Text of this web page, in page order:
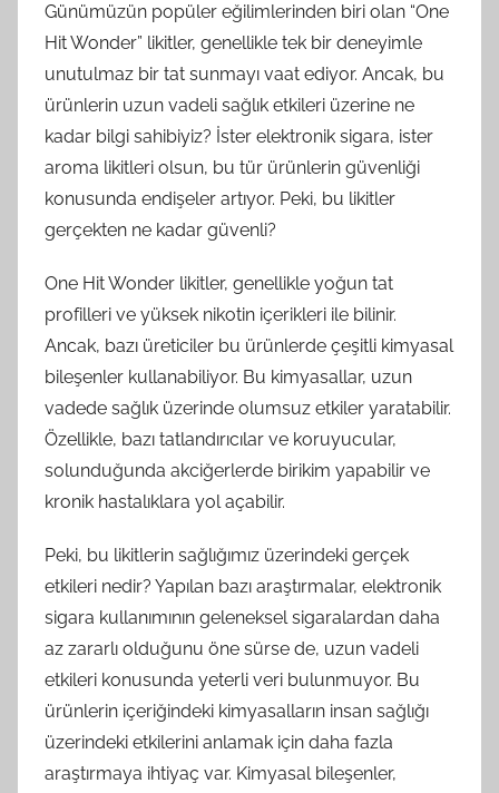
Günümüzün popüler eğilimlerinden biri olan “One
Hit Wonder” likitler, genellikle tek bir deneyimle
unutulmaz bir tat sunmayı vaat ediyor. Ancak, bu
ürünlerin uzun vadeli sağlık etkileri üzerine ne
kadar bilgi sahibiyiz? İster elektronik sigara, ister
aroma likitleri olsun, bu tür ürünlerin güvenliği
konusunda endişeler artıyor. Peki, bu likitler
gerçekten ne kadar güvenli?
One Hit Wonder likitler, genellikle yoğun tat
profilleri ve yüksek nikotin içerikleri ile bilinir.
Ancak, bazı üreticiler bu ürünlerde çeşitli kimyasal
bileşenler kullanabiliyor. Bu kimyasallar, uzun
vadede sağlık üzerinde olumsuz etkiler yaratabilir.
Özellikle, bazı tatlandırıcılar ve koruyucular,
solunduğunda akciğerlerde birikim yapabilir ve
kronik hastalıklara yol açabilir.
Peki, bu likitlerin sağlığımız üzerindeki gerçek
etkileri nedir? Yapılan bazı araştırmalar, elektronik
sigara kullanımının geleneksel sigaralardan daha
az zararlı olduğunu öne sürse de, uzun vadeli
etkileri konusunda yeterli veri bulunmuyor. Bu
ürünlerin içeriğindeki kimyasalların insan sağlığı
üzerindeki etkilerini anlamak için daha fazla
araştırmaya ihtiyaç var. Kimyasal bileşenler,